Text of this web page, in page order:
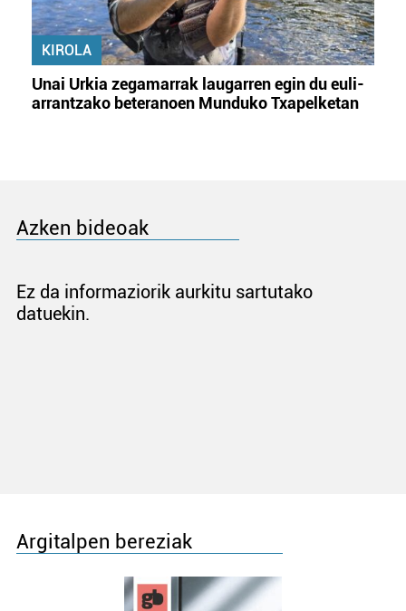
KIROLA
Unai Urkia zegamarrak laugarren egin du euli-
arrantzako beteranoen Munduko Txapelketan
Azken bideoak
Ez da informaziorik aurkitu sartutako
datuekin.
Argitalpen bereziak